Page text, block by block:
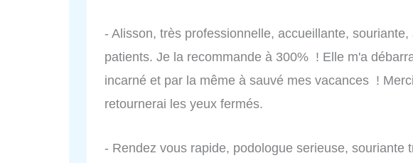
- Alisson, très professionnelle, accueillante,
patients. Je la recommande à 300% ! Elle m'a
incarné et par la même à sauvé mes vacances !
retournerai les yeux fermés.
- Rendez vous rapide, podologue serieuse, souriante